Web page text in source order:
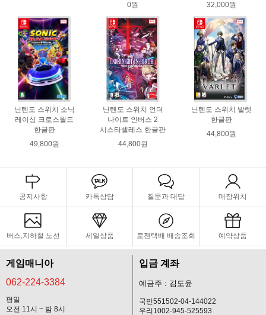
0원
32,000원
닌텐도 스위치 소닉
레이싱 크로스월드
한글판
49,800원
닌텐도 스위치 언더
나이트 인버스 2
시스타셀레스 한글판
44,800원
닌텐도 스위치 발렛
한글판
44,800원
공지사항 카톡상담 질문과 대답 매장위치
버스,지하철 노선 세일상품 로젠택배 배송조회 예약상품
게임매니아
062-224-3384
평일
오전 11시 ~ 밤 8시
입금 계좌
예금주 : 김도윤
국민551502-04-144022
우리1002-945-525593